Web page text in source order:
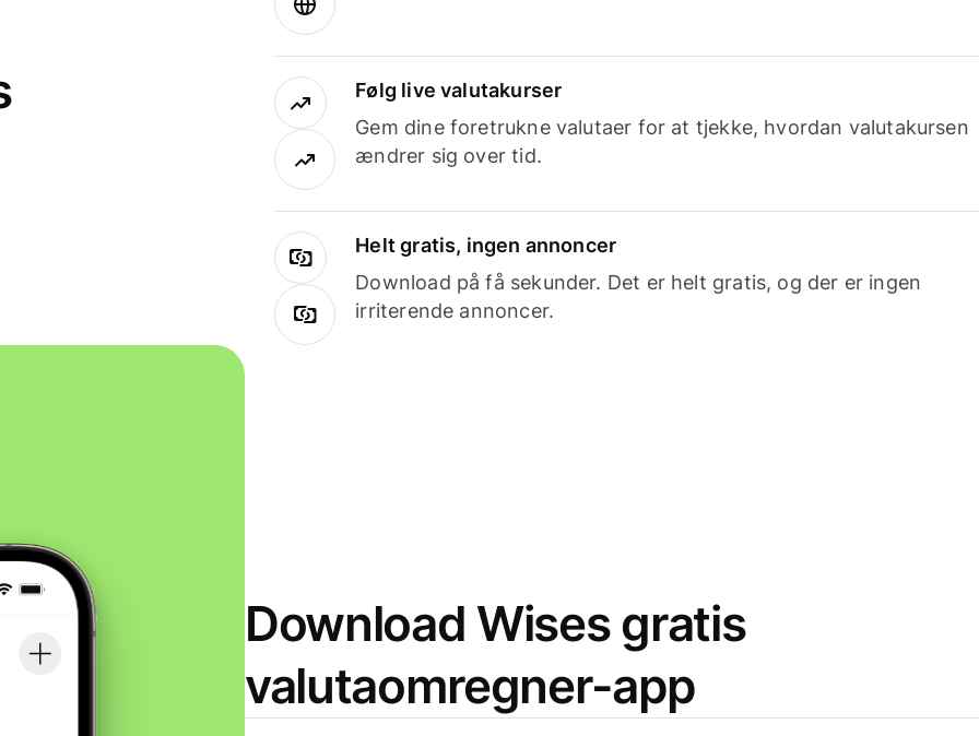
Følg live valutakurser
Gem dine foretrukne valutaer for at tjekke, hvordan valutakursen
ændrer sig over tid.
Helt gratis, ingen annoncer
Download på få sekunder. Det er helt gratis, og der er ingen
irriterende annoncer.
Download Wises gratis
valutaomregner-app